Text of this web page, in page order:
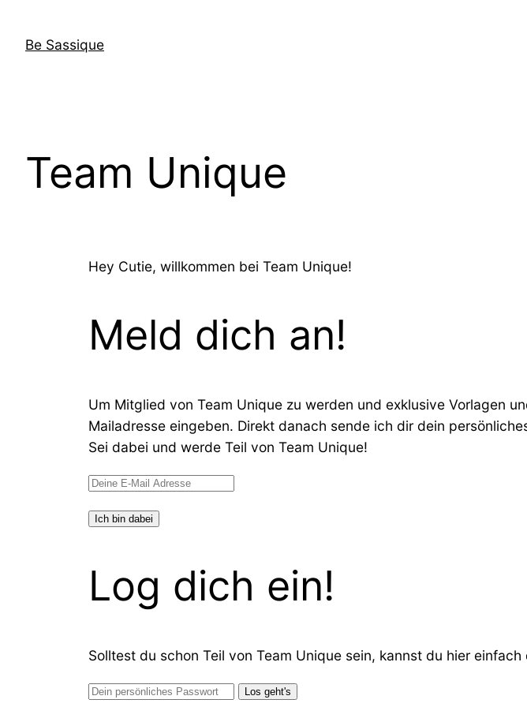
Be Sassique
Team Unique
Hey Cutie, willkommen bei Team Unique!
Meld dich an!
Um Mitglied von Team Unique zu werden und exklusive Vorlagen
Mailadresse eingeben. Direkt danach sende ich dir dein
Sei dabei und werde Teil von Team Unique!
Log dich ein!
Solltest du schon Teil von Team Unique sein, kannst du hier